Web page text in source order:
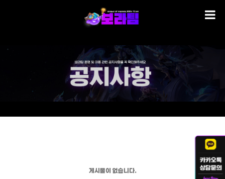
게시물이 없습니다.